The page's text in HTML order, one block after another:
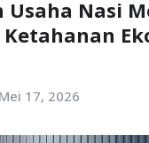
Nasi
Mei 17, 2026